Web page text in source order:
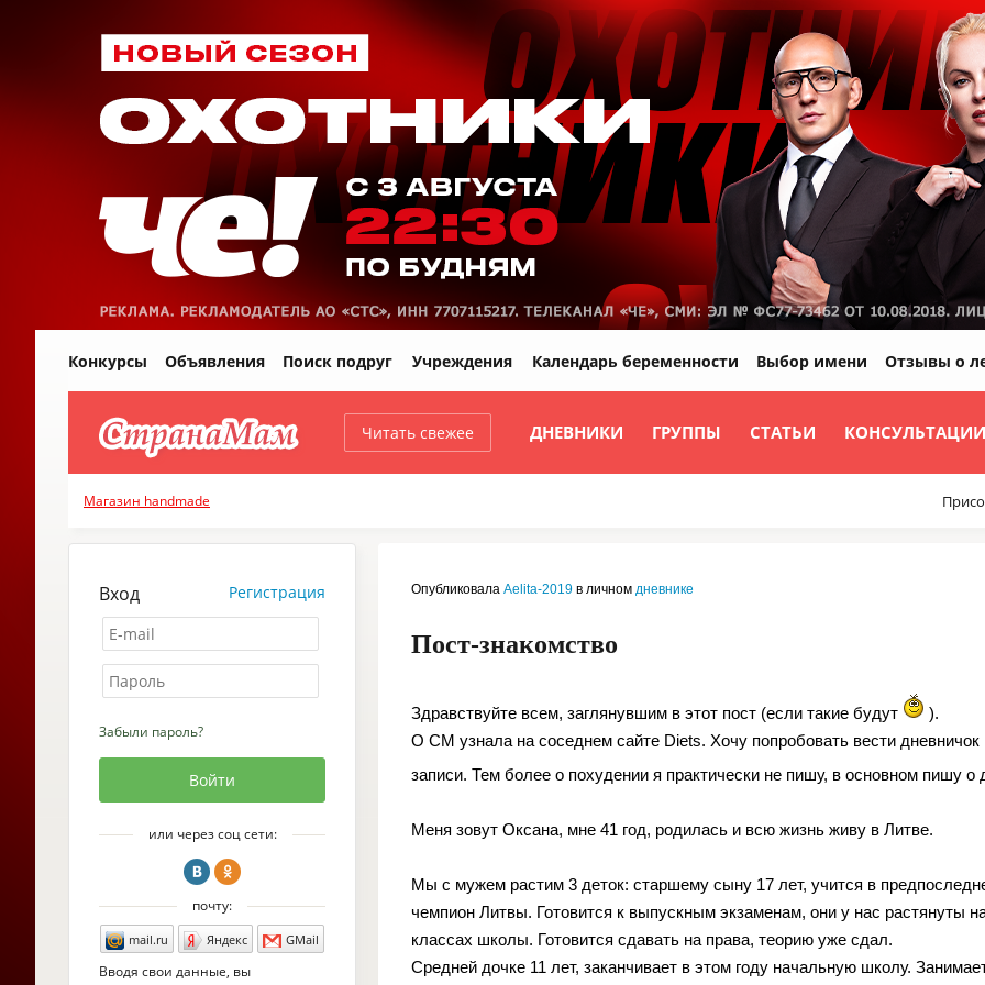
Читать свежее ДНЕВНИКИ ГРУППЫ СТАТЬИ КОНСУЛЬТАЦИИ
Конкурсы Объявления Поиск подруг Учреждения Календарь беременности Выбор имени Отзывы о
Магазин handmade
Опубликовала Aelita-2019 в личном дневнике
Пост-знакомство
Здравствуйте всем, заглянувшим в этот пост (если такие будут
).
О СМ узнала на соседнем сайте Diets. Хочу попробовать вести
записи. Тем более о похудении я практически не пишу, в основном пишу о
Меня зовут Оксана, мне 41 год, родилась и всю жизнь живу в Литве.
Мы с мужем растим 3 деток: старшему сыну 17 лет, учится в
чемпион Литвы. Готовится к выпускным экзаменам, они у нас растянуты
классах школы. Готовится сдавать на права, теорию уже сдал.
Средней дочке 11 лет, заканчивает в этом году начальную школу.
Вход Регистрация
Забыли пароль?
или через соц сети:
почту:
mail.ru Яндекс GMail
Вводя свои данные, вы